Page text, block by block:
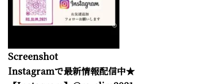
Screenshot
Instagramで最新情報配信中★